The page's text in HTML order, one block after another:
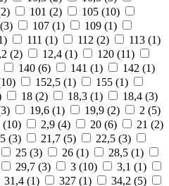
2) 101 (2) 105 (10)
3) 107 (1) 109 (1)
) 111 (1) 112 (2) 113 (1)
(2) 12,4 (1) 120 (11)
140 (6) 141 (1) 142 (1)
10) 152,5 (1) 155 (1)
18 (2) 18,3 (1) 18,4 (3)
3) 19,6 (1) 19,9 (2) 2 (5)
(10) 2,9 (4) 20 (6) 21 (2)
(3) 21,7 (5) 22,5 (3)
25 (3) 26 (1) 28,5 (1)
29,7 (3) 3 (10) 3,1 (1)
31,4 (1) 327 (1) 34,2 (5)